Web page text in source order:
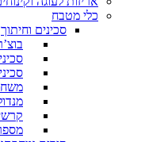
כלי מטבח
סכינים וחיתוך